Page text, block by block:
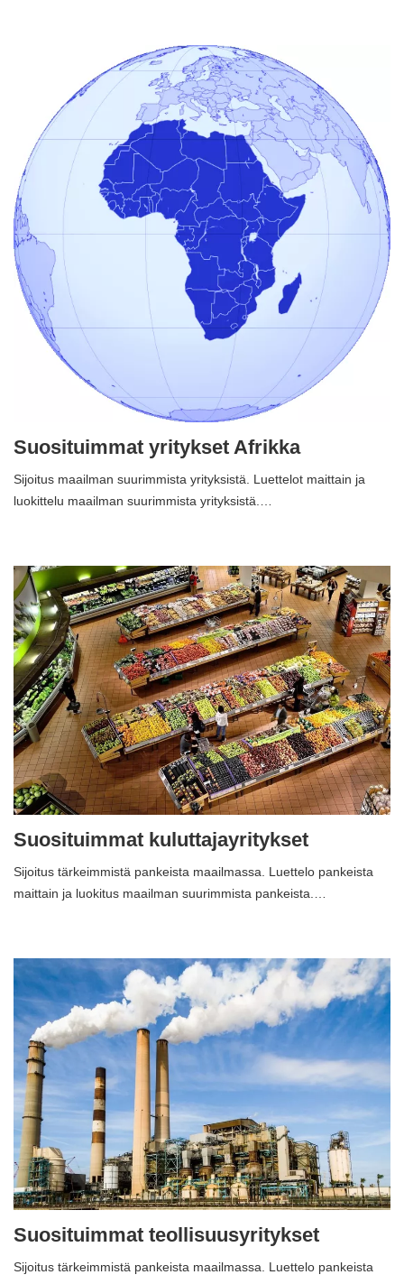
Suosituimmat yritykset Afrikka
Sijoitus maailman suurimmista yrityksistä. Luettelot maittain ja
luokittelu maailman suurimmista yrityksistä.…
Suosituimmat kuluttajayritykset
Sijoitus tärkeimmistä pankeista maailmassa. Luettelo pankeista
maittain ja luokitus maailman suurimmista pankeista.…
Suosituimmat teollisuusyritykset
Sijoitus tärkeimmistä pankeista maailmassa. Luettelo pankeista